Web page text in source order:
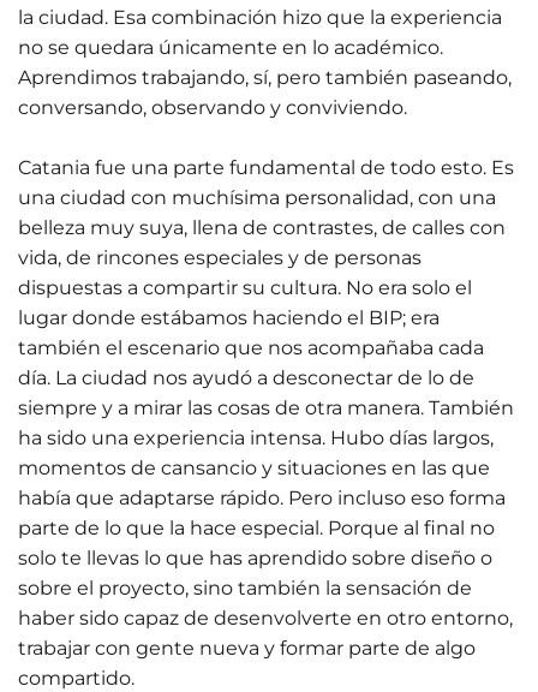
la ciudad. Esa combinación hizo que la experiencia
no se quedara únicamente en lo académico.
Aprendimos trabajando, sí, pero también paseando,
conversando, observando y conviviendo.
Catania fue una parte fundamental de todo esto. Es
una ciudad con muchísima personalidad, con una
belleza muy suya, llena de contrastes, de calles con
vida, de rincones especiales y de personas
dispuestas a compartir su cultura. No era solo el
lugar donde estábamos haciendo el BIP; era
también el escenario que nos acompañaba cada
día. La ciudad nos ayudó a desconectar de lo de
siempre y a mirar las cosas de otra manera. También
ha sido una experiencia intensa. Hubo días largos,
momentos de cansancio y situaciones en las que
había que adaptarse rápido. Pero incluso eso forma
parte de lo que la hace especial. Porque al final no
solo te llevas lo que has aprendido sobre diseño o
sobre el proyecto, sino también la sensación de
haber sido capaz de desenvolverte en otro entorno,
trabajar con gente nueva y formar parte de algo
compartido.